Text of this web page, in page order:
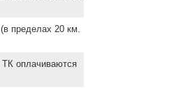
пределах 20 км.
ТК оплачиваются